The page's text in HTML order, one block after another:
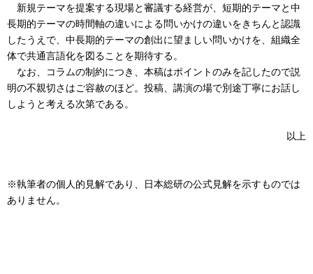
新規テーマを提案する現場と審議する経営が、短期的テーマと中
長期的テーマの時間軸の違いによる問いかけの違いをきちんと認識
したうえで、中長期的テーマの創出に望ましい問いかけを、組織全
体で共通言語化を図ることを期待する。
なお、コラムの制約につき、本稿はポイントのみを記したので説
明の不親切さはご容赦のほど。投稿、講演の場で別途丁寧にお話し
しようと考える次第である。
以上
※執筆者の個人的見解であり、日本総研の公式見解を示すものでは
ありません。